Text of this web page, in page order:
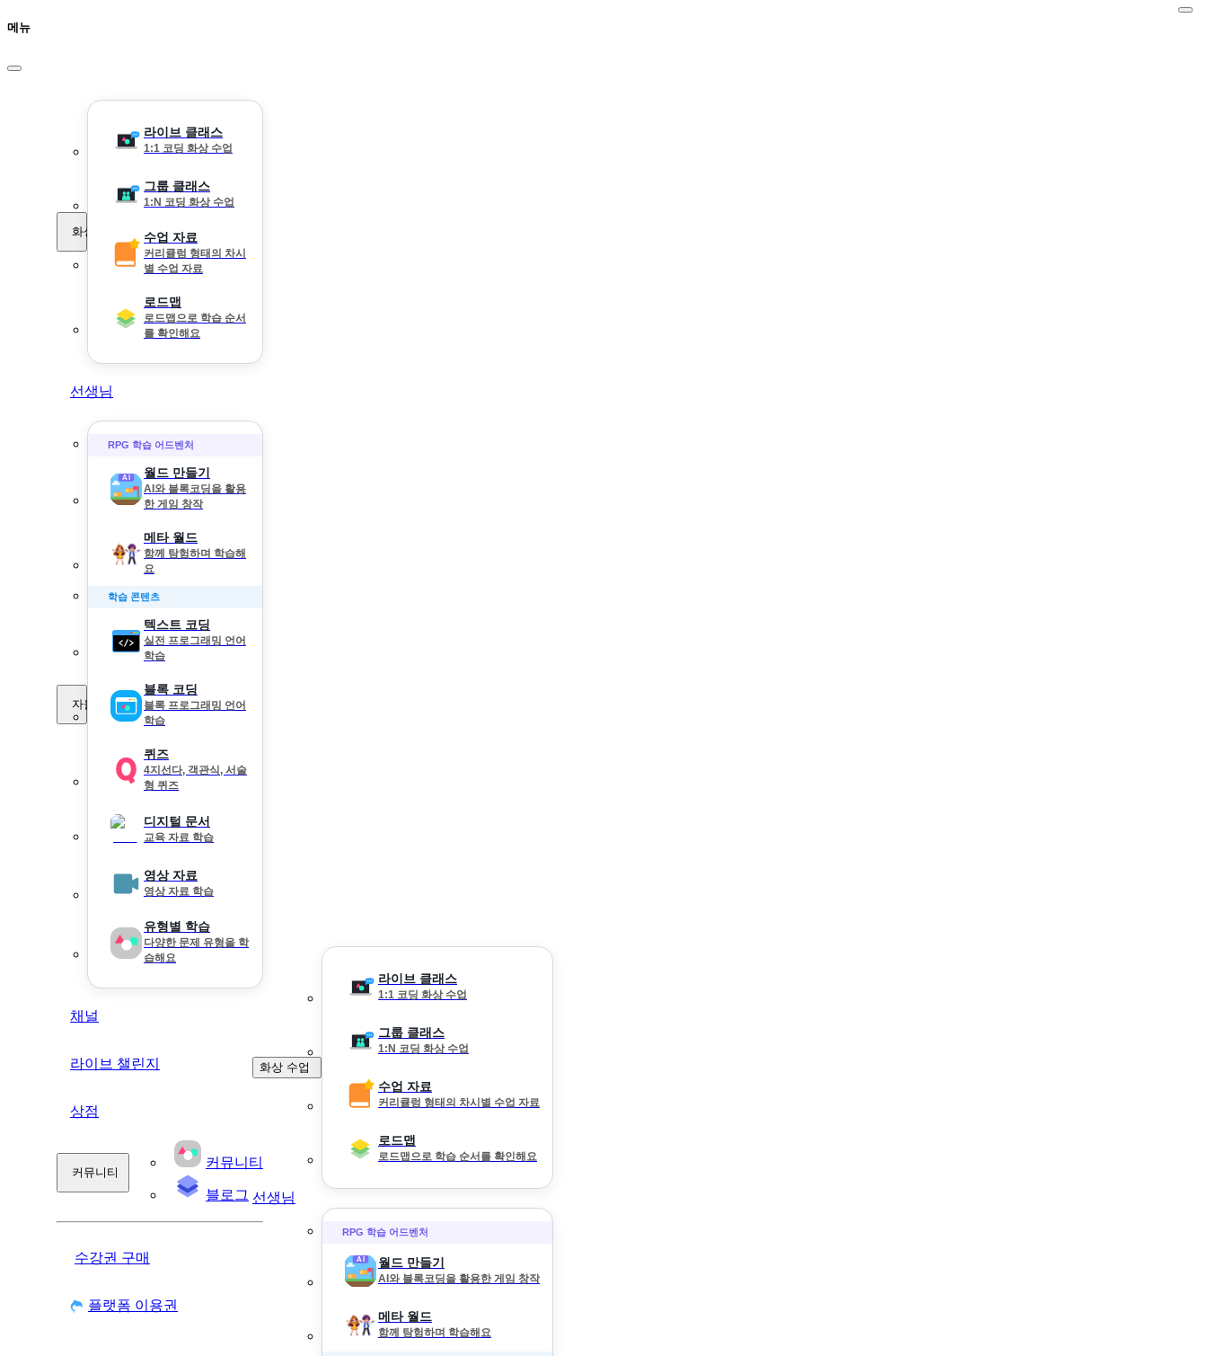
메뉴
화상 수업
라이브 클래스
1:1 코딩 화상 수업
그룹 클래스
1:N 코딩 화상 수업
수업 자료
커리큘럼 형태의 차시
별 수업 자료
로드맵
로드맵으로 학습 순서
를 확인해요
선생님
자율 학습
RPG 학습 어드벤처
월드 만들기
AI와 블록코딩을 활용
한 게임 창작
메타 월드
함께 탐험하며 학습해
요
학습 콘텐츠
텍스트 코딩
실전 프로그래밍 언어
학습
블록 코딩
블록 프로그래밍 언어
학습
퀴즈
4지선다, 객관식, 서술
형 퀴즈
디지털 문서
교육 자료 학습
영상 자료
영상 자료 학습
유형별 학습
다양한 문제 유형을 학
습해요
채널
라이브 챌린지
상점
커뮤니티
커뮤니티
블로그
수강권 구매
플랫폼 이용권
화상 수업
라이브 클래스
1:1 코딩 화상 수업
그룹 클래스
1:N 코딩 화상 수업
수업 자료
커리큘럼 형태의 차시별 수업 자료
로드맵
로드맵으로 학습 순서를 확인해요
선생님
RPG 학습 어드벤처
월드 만들기
AI와 블록코딩을 활용한 게임 창작
메타 월드
함께 탐험하며 학습해요